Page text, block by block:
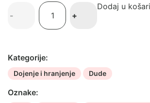
dude
&
Bloosom
-
2
- +
Dodaj u
Kategorije:
Dojenje i hranjenje Dude
Oznake: